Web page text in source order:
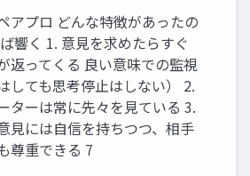
アプロ どんな特徴があったの
響く 1. 意見を求めたらすぐ
返ってくる 良い意味での監視
しても思考停止はしない） 2.
ターは常に先々を見ている 3.
見には自信を持ちつつ、相手
尊重できる 7